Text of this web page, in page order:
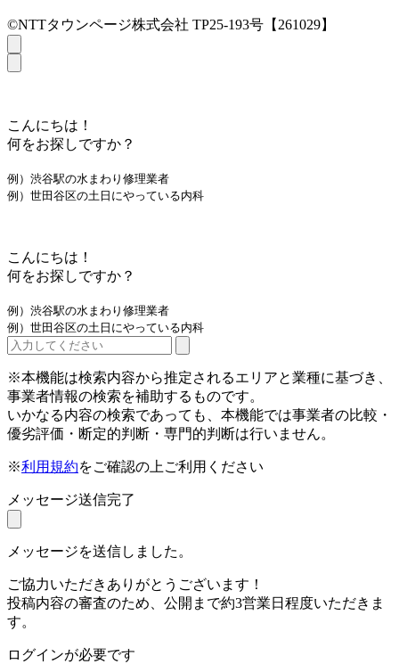
©NTTタウンページ株式会社 TP25-193号【261029】
こんにちは！
何をお探しですか？
例）渋谷駅の水まわり修理業者
例）世田谷区の土日にやっている内科
こんにちは！
何をお探しですか？
例）渋谷駅の水まわり修理業者
例）世田谷区の土日にやっている内科
※本機能は検索内容から推定されるエリアと業種に基づき、
事業者情報の検索を補助するものです。
いかなる内容の検索であっても、本機能では事業者の比較・
優劣評価・断定的判断・専門的判断は行いません。
※利用規約をご確認の上ご利用ください
メッセージ送信完了
メッセージを送信しました。
ご協力いただきありがとうございます！
投稿内容の審査のため、公開まで約3営業日程度いただきま
す。
ログインが必要です